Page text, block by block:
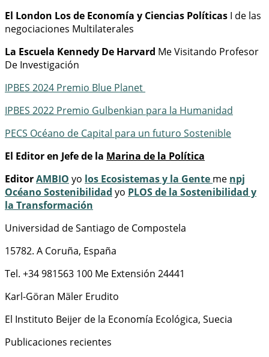
El London Los de Economía y Ciencias Políticas I de las
negociaciones Multilaterales
La Escuela Kennedy De Harvard Me Visitando Profesor
De Investigación
IPBES 2024 Premio Blue Planet
IPBES 2022 Premio Gulbenkian para la Humanidad
PECS Océano de Capital para un futuro Sostenible
El Editor en Jefe de la Marina de la Política
EditorAMBIO yo los Ecosistemas y la Gente me npj
Océano Sostenibilidad yo PLOS de la Sostenibilidad y
la Transformación
Universidad de Santiago de Compostela
15782. A Coruña, España
Tel. +34 981563 100 Me Extensión 24441
Karl-Göran Mäler Erudito
El Instituto Beijer de la Economía Ecológica, Suecia
Publicaciones recientes